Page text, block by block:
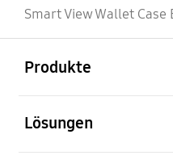
Produkte
Lösungen